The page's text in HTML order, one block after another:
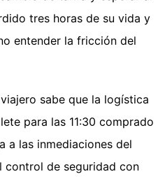
tres horas de su vida y
entender la fricción del
sabe que la logística
para las 11:30 comprado
a las inmediaciones del
control de seguridad con